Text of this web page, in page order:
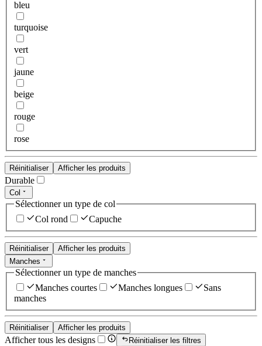
bleu
turquoise
vert
jaune
beige
rouge
rose
Réinitialiser Afficher les produits
Durable
Col
Sélectionner un type de col
Col rond
Capuche
Réinitialiser
Afficher les produits
Manches
Sélectionner un type de manches
Manches courtes
Manches longues
Sans
manches
Réinitialiser Afficher les produits
Afficher tous les designs
Réinitialiser les filtres